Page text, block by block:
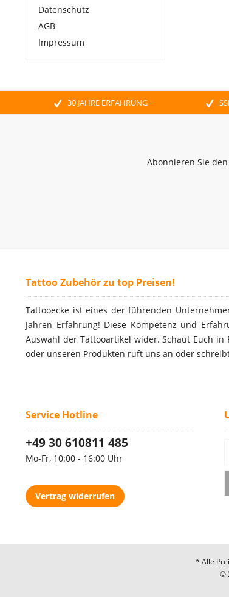
Datenschutz
AGB
Impressum
30 JAHRE ERFAHRUNG
Abonnieren Sie
Tattoo Zubehör zu top Preisen!
Tattooecke ist eines der führenden
Jahren Erfahrung! Diese Kompetenz und
Auswahl der Tattooartikel wider. Schaut Euch
oder unseren Produkten ruft uns an oder
Service Hotline
+49 30 610811 485
Mo-Fr, 10:00 - 16:00 Uhr
Vertrag widerrufen
* Alle
©